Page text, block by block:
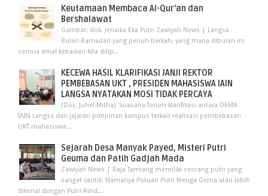
Keutamaan Membaca Al-Qur'an dan
Bershalawat
Gambar: dok. Jenaika Eka Putri Zawiyah News | Langsa -
Bulan Ramadan yang penuh berkah, yang mana dibulan ini
semua amal kebaikan kita dilip...
KECEWA HASIL KLARIFIKASI JANJI REKTOR
PEMBEBASAN UKT , PRESIDEN MAHASISWA IAIN
LANGSA NYATAKAN MOSI TIDAK PERCAYA
(Doc. Juhel Mitha) Suasana forum klarifikasi antara DEMA
IAIN Langsa dan jajaran pimpinan kampus terkait realisasi pembebasan
UKT mahasiswa...
Sejarah Desa Manyak Payed, Misteri Putri
Geuma dan Patih Gadjah Mada
Zawiyah News | Raja Tamiang memiliki seorang putri yang
sangat cantik. Namanya Potuan Putri Meuga Gema atau lebih
dikenal dengan Putri Rind...